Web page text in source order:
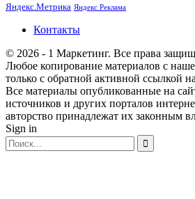
Яндекс.Метрика Яндекс Реклама
Контакты
© 2026 - 1 Маркетинг. Все права
Любое копирование материалов с
только с обратной активной ссылкой
Все материалы опубликованные на
источников и других порталов
авторство принадлежат их законным
Sign in